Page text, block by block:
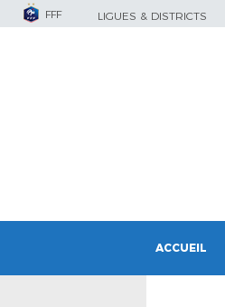
FFF LIGUES & DISTRICTS
ACCUEIL